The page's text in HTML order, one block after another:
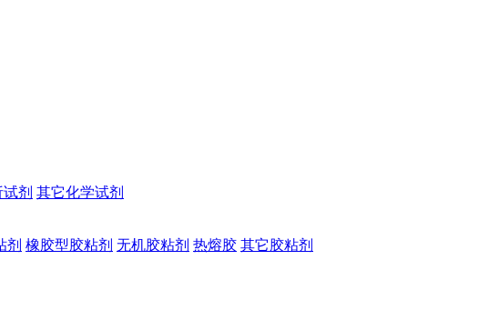
剂 其它化学试剂
剂 橡胶型胶粘剂 无机胶粘剂 热熔胶 其它胶粘剂